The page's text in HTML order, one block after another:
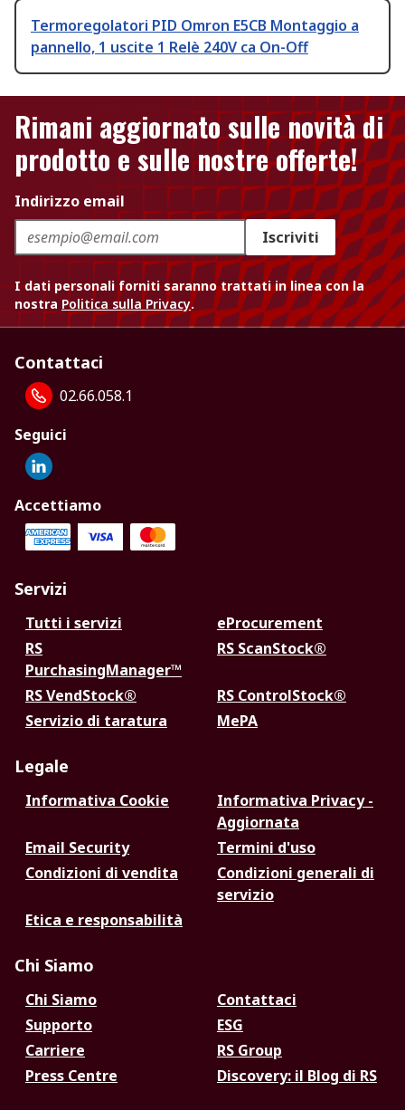
Termoregolatori PID Omron E5CB Montaggio a
pannello, 1 uscite 1 Relè 240V ca On-Off
Rimani aggiornato sulle novità di
prodotto e sulle nostre offerte!
Indirizzo email
Iscriviti
I dati personali forniti saranno trattati in linea con la
nostra Politica sulla Privacy.
Contattaci
02.66.058.1
Seguici
Accettiamo
Servizi
Tutti i servizi
eProcurement
RS
PurchasingManager™
RS ScanStock®
RS VendStock®
RS ControlStock®
Servizio di taratura
MePA
Legale
Informativa Cookie
Informativa Privacy -
Aggiornata
Email Security
Termini d'uso
Condizioni di vendita
Condizioni generali di
servizio
Etica e responsabilità
Chi Siamo
Chi Siamo
Contattaci
Supporto
ESG
Carriere
RS Group
Press Centre
Discovery: il Blog di RS